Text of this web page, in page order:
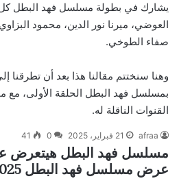
يشارك في بطولة مسلسل فهد البطل كل
العوضي، ميرنا نور الدين، محمود
صفاء الطوخي.
وهنا سنختتم مقالنا هذا بعد أن تطرقنا
بمسلسل فهد البطل الحلقة الأولى،
القنوات الناقلة له.
afraa 21 فبراير، 2025 0
41
مسلسل فهد البطل هيتعرض
عرض مسلسل فهد البطل 2025